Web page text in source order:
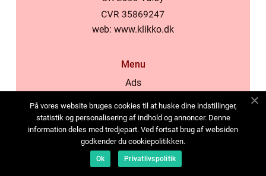
web: www.klikko.dk
Menu
Ads
Cookies
Contact
Sitemap
På vores website bruges cookies til at huske dine indstillinger,
statistik og personalisering af indhold og annoncer. Denne
information deles med tredjepart. Ved fortsat brug af websiden
godkender du cookiepolitikken.
Ok Privatlivspolitik